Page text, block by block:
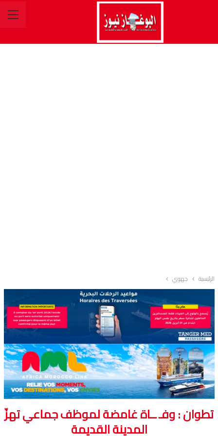
الرئيسية جهوي
تطوان : وفـ ــاة غامضة لموظف جماعي تهزّ
المدينة القديمة